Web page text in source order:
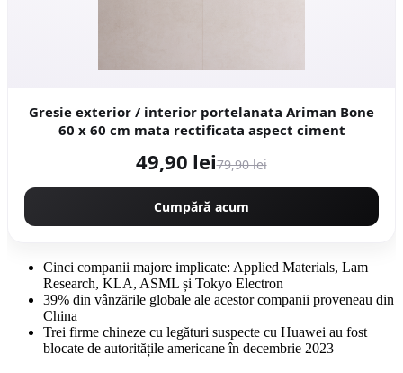
Gresie exterior / interior portelanata Ariman Bone
60 x 60 cm mata rectificata aspect ciment
49,90 lei79,90 lei
Cumpără acum
Cinci companii majore implicate: Applied Materials, Lam
Research, KLA, ASML și Tokyo Electron
39% din vânzările globale ale acestor companii proveneau din
China
Trei firme chineze cu legături suspecte cu Huawei au fost
blocate de autoritățile americane în decembrie 2023